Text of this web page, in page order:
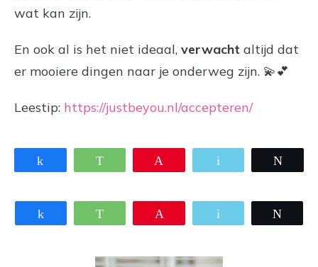
wat kan zijn.
En ook al is het niet ideaal, verwacht altijd dat
er mooiere dingen naar je onderweg zijn. 💫💕
Leestip: https://justbeyou.nl/accepteren/
WhatsApp
WhatsApp